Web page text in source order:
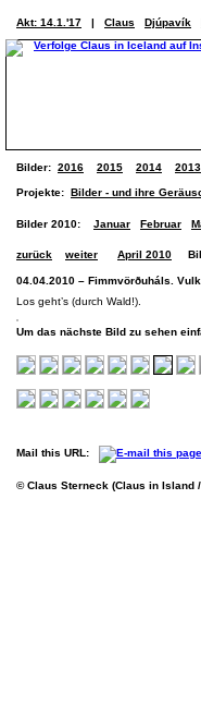
Akt: 14.1.'17 | Claus Djúpavík
Bilder: 2016 2015 2014 2013
Projekte: Bilder - und ihre
Bilder 2010: Januar Februar
zurück weiter April 2010
04.04.2010 – Fimmvörðuháls.
Los geht’s (durch Wald!).
Um das nächste Bild zu sehen
Mail this URL:
© Claus Sterneck (Claus in Island